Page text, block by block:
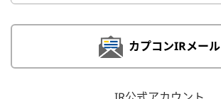
カプコンIRメール